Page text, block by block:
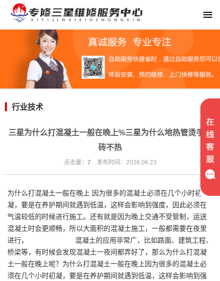
行业技术
三星为什么打混凝土一般在晚上%三星为什么地热管烫手地
砖不热
点击量： 7 发布时间：2026.06.23
为什么打混凝土一般在晚上 因为很多的混凝土必须在几个小时初
凝，要是在养护期间就遇到低温，这样会影响到强度，因此必须在
气温较低的时候进行施工。还有就是因为晚上交通不受管制，运送
混凝土时会更顺畅，所以大面积的混凝土施工，一般都需要在夜里
进行， 混凝土的应用非常广，比如路面、建筑工程、
桥梁等，有时候会发现混凝土一夜间都弄好了，那么为什么打混凝
土一般在晚上呢？为什么打混凝土一般在晚上因为很多的混凝土必
须在几个小时初凝，要是在养护期间就遇到低温，这样会影响到强